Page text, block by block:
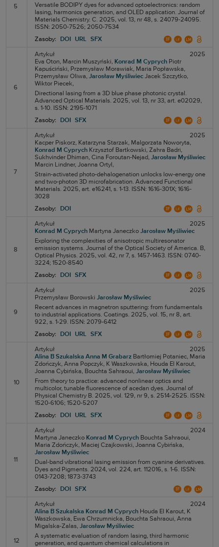
5
Versatile BODIPY dyes for advanced optoelectronics: random
lasing, harmonics generation, and OLED application. Journal of
Materials Chemistry. C. 2025, vol. 13, nr 48, s. 24079-24095.
ISSN: 2050-7526; 2050-7534
Zasoby:
DOI URL SFX
6
Artykuł
2025
Eva Oton, Marcin Muszyński, Konrad M Cyprych Piotr
Kapuściński, Przemysław Morawiak, Maria Popławska,
Przemysław Oliwa, Jarosław Myśliwiec Jacek Szczytko,
Wiktor Piecek,
Directional lasing from a 3D blue phase photonic crystal.
Advanced Optical Materials. 2025, vol. 13, nr 33, art. e02029,
s. 1-10. ISSN: 2195-1071
Zasoby:
DOI SFX
7
Artykuł
2025
Kacper Piskorz, Katarzyna Starzak, Malgorzata Noworyta,
Konrad M Cyprych Krzysztof Bartkowski, Zahra Badri,
Sukhvinder Dhiman, Cina Foroutan-Nejad, Jarosław Myśliwiec
Marcin Lindner, Joanna Ortyl,
Strain-activated photo-dehalogenation unlocks low-energy one
and two-photon 3D microfabrication. Advanced Functional
Materials. 2025, art. e16241, s. 1-13. ISSN: 1616-301X; 1616-
3028
Zasoby:
DOI
8
Artykuł
2025
Konrad M Cyprych Martyna Janeczko Jarosław Myśliwiec
Exploring the complexities of anisotropic multiresonator
emission systems. Journal of the Optical Society of America. B,
Optical Physics. 2025, vol. 42, nr 7, s. 1457-1463. ISSN: 0740-
3224; 1520-8540
Zasoby:
DOI SFX
9
Artykuł
2025
Przemysław Borowski Jarosław Myśliwiec
Recent advances in magnetron sputtering: from fundamentals
to industrial applications. Coatings. 2025, vol. 15, nr 8, art.
922, s. 1-29. ISSN: 2079-6412
Zasoby:
DOI URL SFX
10
Artykuł
2025
Alina B Szukalska Anna M Grabarz Bartłomiej Potaniec, Maria
Zdończyk, Anna Popczyk, K Waszkowska, Houda El Karout,
Joanna Cybińska, Bouchta Sahraoui, Jarosław Myśliwiec
From theory to practice: advanced nonlinear optics and
multicolor, tunable fluorescence of acedan dyes. Journal of
Physical Chemistry B. 2025, vol. 129, nr 9, s. 2514-2525. ISSN:
1520-6106; 1520-5207
Zasoby:
DOI URL SFX
11
Artykuł
2024
Martyna Janeczko Konrad M Cyprych Bouchta Sahraoui,
Maria Zdończyk, Maciej Czajkowski, Joanna Cybińska,
Jarosław Myśliwiec
Dual-band vibrational lasing emission from cyanine derivatives.
Dyes and Pigments. 2024, vol. 224, art. 112016, s. 1-6. ISSN:
0143-7208; 1873-3743
Zasoby:
DOI SFX
12
Artykuł
2024
Alina B Szukalska Konrad M Cyprych Houda El Karout, K
Waszkowska, Ewa Chrzumnicka, Bouchta Sahraoui, Anna
Migalska-Zalas, Jarosław Myśliwiec
A systematic evaluation of random lasing, third harmonic
generation, and quantum chemical calculations in